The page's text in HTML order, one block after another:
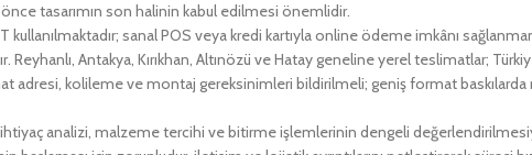
tasarımın son halinin kabul edilmesi önemlidir.
kullanılmaktadır; sanal POS veya kredi kartıyla online ödeme imkânı
Reyhanlı, Antakya, Kırıkhan, Altınözü ve Hatay geneline yerel teslimatlar;
adresi, kolileme ve montaj gereksinimleri bildirilmeli; geniş format
analizi, malzeme tercihi ve bitirme işlemlerinin dengeli